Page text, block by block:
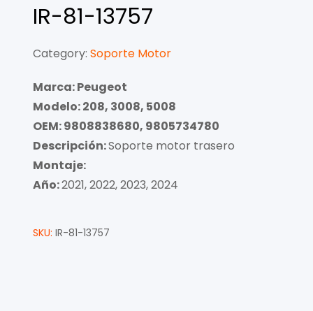
IR-81-13757
Category: Soporte Motor
Marca: Peugeot
Modelo: 208, 3008, 5008
OEM: 9808838680, 9805734780
Descripción:Soporte motor trasero
Montaje:
Año:2021, 2022, 2023, 2024
SKU: IR-81-13757